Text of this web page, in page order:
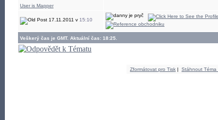
User is Mapper
17.11.2011 v 15:10
Veškerý čas je GMT. Aktuální čas: 18:25.
Zformátovat pro Tisk | Stáhnout Téma